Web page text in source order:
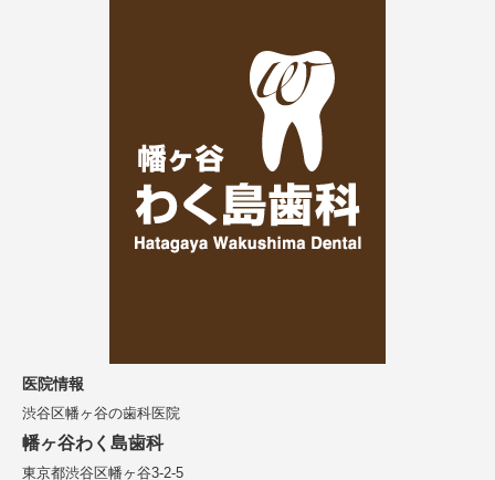
医院情報
渋谷区幡ヶ谷の歯科医院
幡ヶ谷わく島歯科
東京都渋谷区幡ヶ谷3-2-5